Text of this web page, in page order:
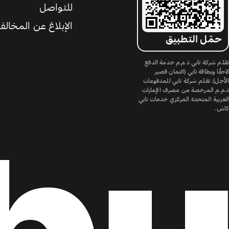
حمّل التطبيق
تقدّم شركة تابي ذ.م.م خدمة الدفع
لاحقًا وبطاقة تابي (ائتمان قصير
الأجل). تقدّم شركة تابي للمدفوعات
ذ.م.م المرخصة من مصرف الإمارات
العربية المتحدة المركزي خدمات تابي
كاش.
للتواصل
الإبلاغ عن